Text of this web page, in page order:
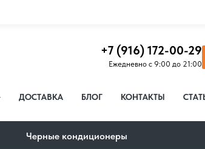
+7 (916) 172-00-29
Ежедневно с 9:00 до 21:00
ДОСТАВКА БЛОГ КОНТАКТЫ
Черные кондиционеры